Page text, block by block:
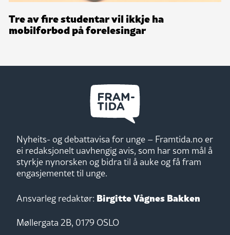
Tre av fire studentar vil ikkje ha
mobilforbod på forelesingar
Nyheits- og debattavisa for unge – Framtida.no er
ei redaksjonelt uavhengig avis, som har som mål å
styrkje nynorsken og bidra til å auke og få fram
engasjementet til unge.
Ansvarleg redaktør: Birgitte Vågnes Bakken
Møllergata 2B, 0179 OSLO